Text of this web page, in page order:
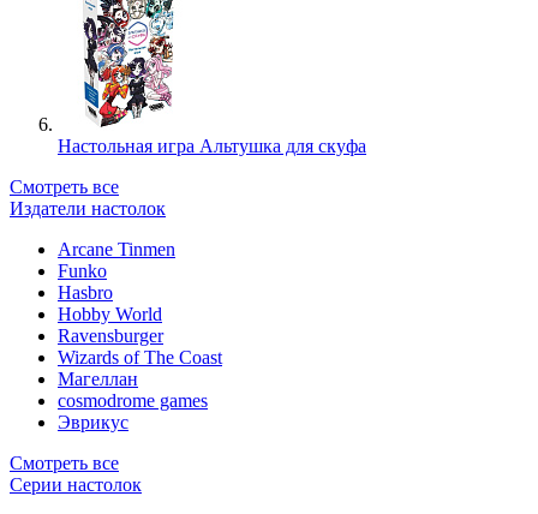
Настольная игра Альтушка для скуфа
Смотреть все
Издатели настолок
Arcane Tinmen
Funko
Hasbro
Hobby World
Ravensburger
Wizards of The Coast
Магеллан
сosmodrome games
Эврикус
Смотреть все
Серии настолок